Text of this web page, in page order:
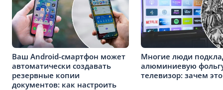
Ваш Android-смартфон может
автоматически создавать
резервные копии
документов: как настроить
Многие люди
алюминиевую
телевизор: зачем